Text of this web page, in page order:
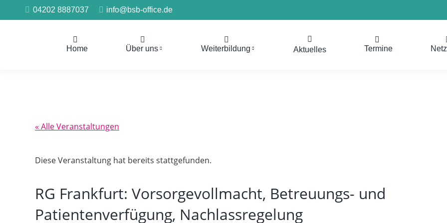
04202 8887037 info@bsb-office.de
Home Über uns Weiterbildung Aktuelles Termine
« Alle Veranstaltungen
Diese Veranstaltung hat bereits stattgefunden.
RG Frankfurt: Vorsorgevollmacht, Betreuungs- und
Patientenverfügung, Nachlassregelung